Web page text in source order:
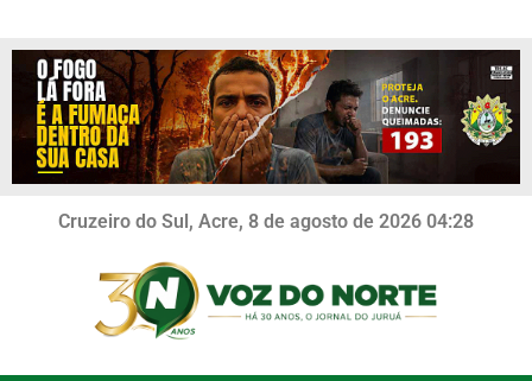
Cruzeiro do Sul, Acre, 8 de agosto de 2026 04:28